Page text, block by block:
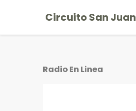
Circuito San Juan
Radio En Linea